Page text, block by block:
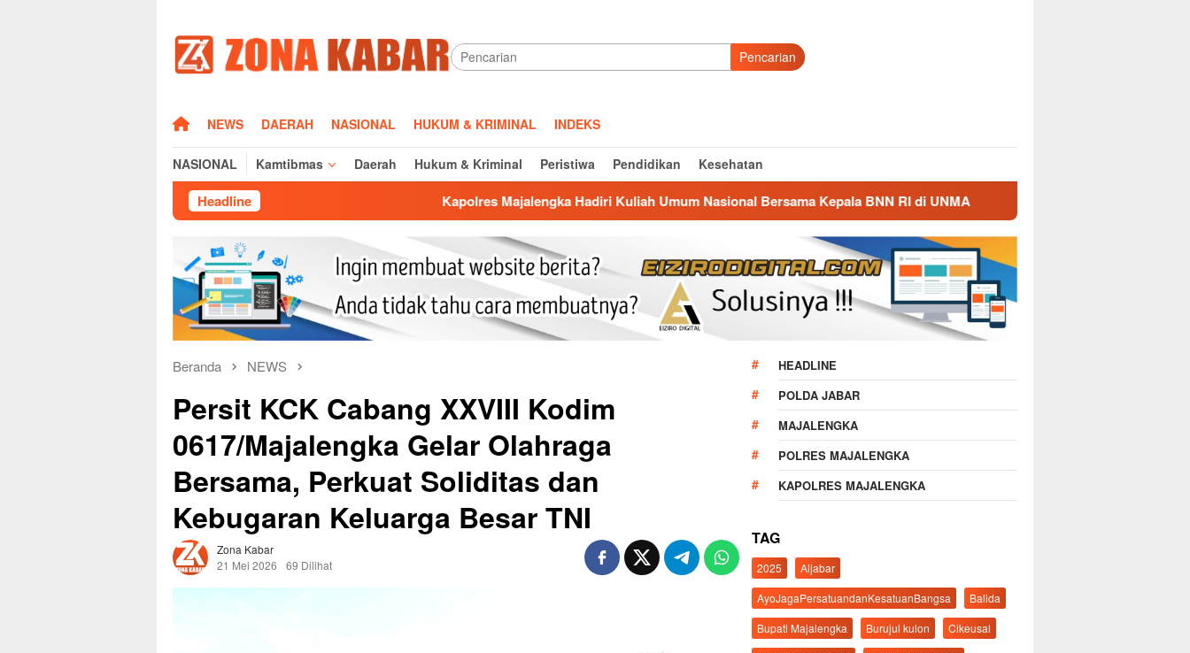
konten
Pencarian
HOMENEWS DAERAH NASIONAL HUKUM & KRIMINAL INDEKS
NASIONAL Kamtibmas Daerah Hukum & Kriminal Peristiwa Pendidikan Kesehatan
Headline Kapolres Majalengka Hadiri Kuliah Umum Nasional Bersama Kepala BNN RI di UNMA Nostalgia Masa Dinas, Kepala BNN RI
Beranda NEWS
Persit KCK Cabang XXVIII Kodim
0617/Majalengka Gelar Olahraga
Bersama, Perkuat Soliditas dan
Kebugaran Keluarga Besar TNI
Zona Kabar
21 Mei 2026
69 Dilihat
HEADLINE
POLDA JABAR
MAJALENGKA
POLRES MAJALENGKA
KAPOLRES MAJALENGKA
TAG
2025
Aljabar
AyoJagaPersatuandanKesatuanBangsa
Balida
Bupati Majalengka
Burujul kulon
Cikeusal